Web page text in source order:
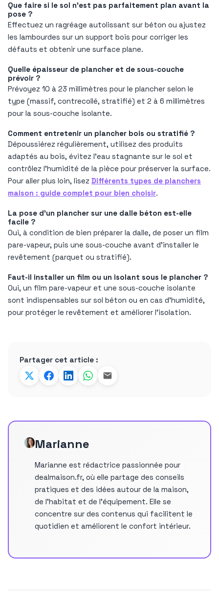
Que faire si le sol n’est pas parfaitement plan avant la
pose ?
Effectuez un ragréage autolissant sur béton ou ajustez
les lambourdes sur un support bois pour corriger les
défauts et obtenir une surface plane.
Quelle épaisseur de plancher et de sous-couche
prévoir ?
Prévoyez 10 à 23 millimètres pour le plancher selon le
type (massif, contrecollé, stratifié) et 2 à 6 millimètres
pour la sous-couche isolante.
Comment entretenir un plancher bois ou stratifié ?
Dépoussiérez régulièrement, utilisez des produits
adaptés au bois, évitez l’eau stagnante sur le sol et
contrôlez l’humidité de la pièce pour préserver la surface.
Pour aller plus loin, lisez Différents types de planchers
maison : guide complet pour bien choisir.
La pose d’un plancher sur une dalle béton est-elle
facile ?
Oui, à condition de bien préparer la dalle, de poser un film
pare-vapeur, puis une sous-couche avant d’installer le
revêtement (parquet ou stratifié).
Faut-il installer un film ou un isolant sous le plancher ?
Oui, un film pare-vapeur et une sous-couche isolante
sont indispensables sur sol béton ou en cas d’humidité,
pour protéger le revêtement et améliorer l’isolation.
Partager cet article :
Marianne
Marianne est rédactrice passionnée pour
dealmaison.fr, où elle partage des conseils
pratiques et des idées autour de la maison,
de l’habitat et de l’équipement. Elle se
concentre sur des contenus qui facilitent le
quotidien et améliorent le confort intérieur.